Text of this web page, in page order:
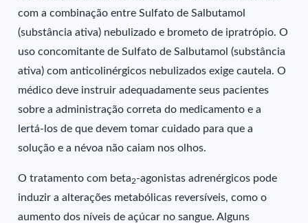
com a combinação entre Sulfato de Salbutamol
(substância ativa) nebulizado e brometo de ipratrópio. O
uso concomitante de Sulfato de Salbutamol (substância
ativa) com anticolinérgicos nebulizados exige cautela. O
médico deve instruir adequadamente seus pacientes
sobre a administração correta do medicamento e a
lertá-los de que devem tomar cuidado para que a
solução e a névoa não caiam nos olhos.
O tratamento com beta2-agonistas adrenérgicos pode
induzir a alterações metabólicas reversíveis, como o
aumento dos níveis de açúcar no sangue. Alguns